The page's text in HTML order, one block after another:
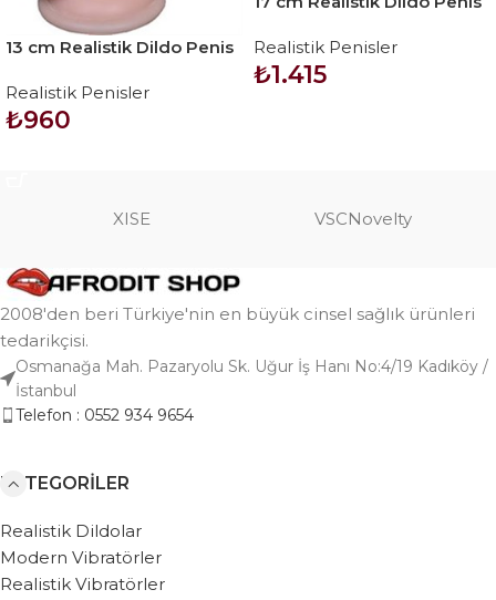
13 cm Realistik Dildo Penis
Realistik Penisler
₺960
Realistik Penisler
₺1.415
XISE VSCNovelty
2008'den beri Türkiye'nin en büyük cinsel sağlık ürünleri
tedarikçisi.
Osmanağa Mah. Pazaryolu Sk. Uğur İş Hanı No:4/19 Kadıköy /
İstanbul
Telefon : 0552 934 9654
KATEGORILER
Realistik Dildolar
Modern Vibratörler
Realistik Vibratörler